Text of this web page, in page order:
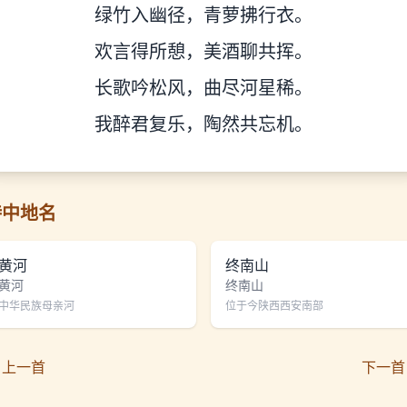
绿竹入幽径，青萝拂行衣。
欢言得所憩，美酒聊共挥。
长歌吟松风，曲尽河星稀。
我醉君复乐，陶然共忘机。
地名
河
河
华民族母亲河
终南山
终南山
位于今陕西西安南部
一首 下一